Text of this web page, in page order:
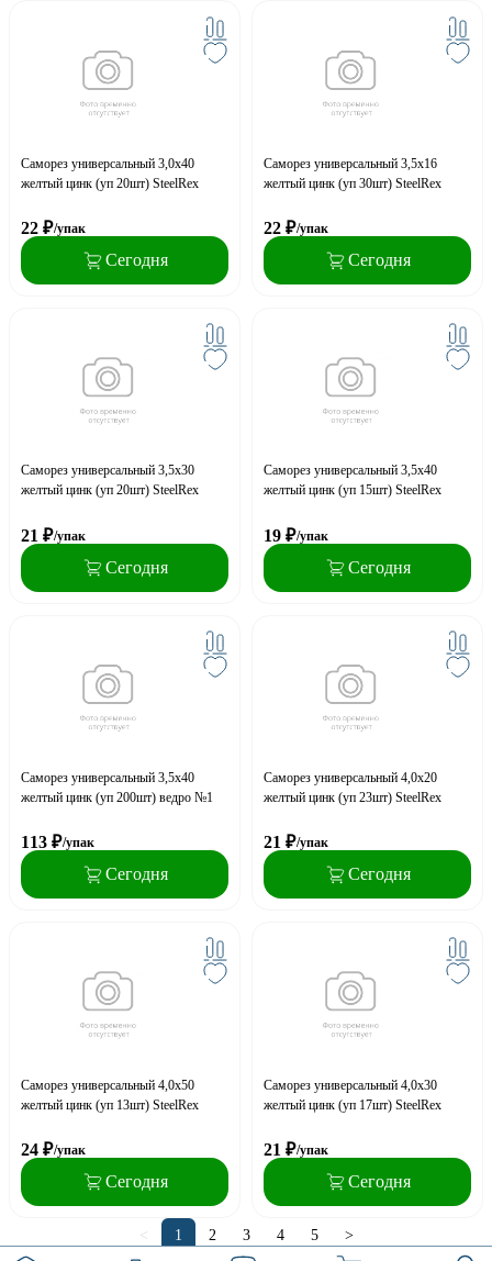
Саморез универсальный 3,0x40
желтый цинк (уп 20шт) SteelRex
22 ₽/упак
Сегодня
Саморез универсальный 3,5x16
желтый цинк (уп 30шт) SteelRex
22 ₽/упак
Сегодня
Саморез универсальный 3,5x30
желтый цинк (уп 20шт) SteelRex
21 ₽/упак
Сегодня
Саморез универсальный 3,5x40
желтый цинк (уп 15шт) SteelRex
19 ₽/упак
Сегодня
Саморез универсальный 3,5x40
желтый цинк (уп 200шт) ведро №1
113 ₽/упак
Сегодня
Саморез универсальный 4,0x20
желтый цинк (уп 23шт) SteelRex
21 ₽/упак
Сегодня
Саморез универсальный 4,0x50
желтый цинк (уп 13шт) SteelRex
24 ₽/упак
Сегодня
Саморез универсальный 4,0х30
желтый цинк (уп 17шт) SteelRex
21 ₽/упак
Сегодня
< 1 2 3 4 5 >